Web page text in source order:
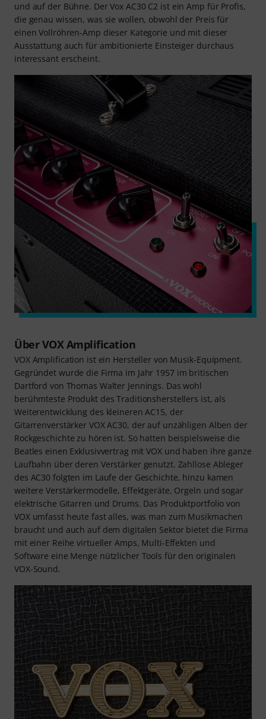
und auf der Bühne. Der Vox AC30 C2 ist ein Amp für Profis,
die genau wissen, was sie wollen, obwohl der Preis für
einen Vollröhren-Amp dieser Kategorie und mit dieser
Ausstattung auch für ambitionierte Einsteiger durchaus
interessant erscheint.
Über VOX Amplification
VOX Amplification ist ein Hersteller von Musik-Equipment.
Gegründet wurde die Firma im Jahr 1957 im britischen
Dartford von Thomas Walter Jennings. Das wohl
berühmteste Produkt des Traditionsherstellers ist, als
Weiterentwicklung des kleineren AC15, der
Gitarrenverstärker VOX AC30, der auf unzähligen Alben der
Rockgeschichte zu hören ist. So hatten beispielsweise die
Beatles einen Exklusivvertrag mit VOX und haben ihre ganze
Laufbahn über deren Verstärker genutzt. Zahllose Ableger
des AC30 folgten im Laufe der Geschichte, hinzu kamen
weitere Verstärkermodelle, Effektgeräte, Orgeln und sogar
elektrische Gitarren und Drums. Das Produktportfolio von
VOX umfasst heute fast alles, was man zum Musikmachen
braucht und auch auf dem digitalen Sektor bietet die Firma
mit einer Reihe virtueller Amps, Multi-Effekten und
Software eine Menge nützlicher Tools für den originalen
VOX-Sound.